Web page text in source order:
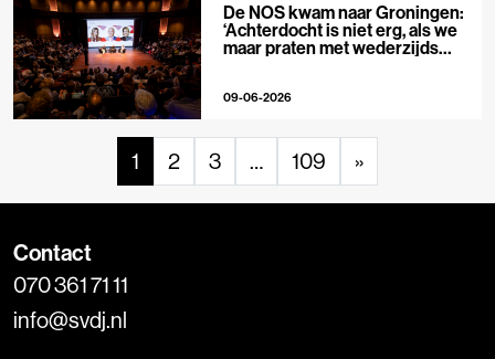
De NOS kwam naar Groningen:
‘Achterdocht is niet erg, als we
maar praten met wederzijds
09-06-2026
1 2 3 … 109 »
Contact
070 361 71 11
info@svdj.nl